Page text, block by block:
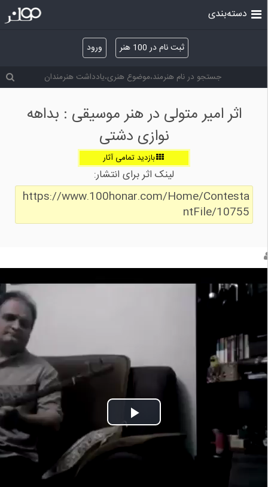
ثبت نام در 100 هنر ورود
دسته‌بندی
اثر امیر متولی در هنر موسیقی : بداهه
نوازی دشتی
بازدید تمامی آثار
لینک اثر برای انتشار:
https://www.100honar.com/Home/Contesta
ntFile/10755
Play
Video